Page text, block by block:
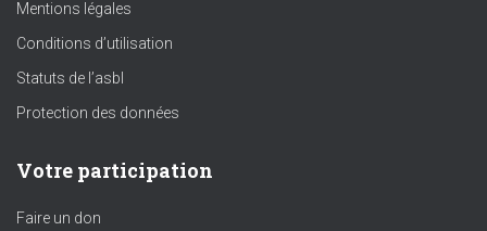
Mentions légales
Conditions d’utilisation
Statuts de l’asbl
Protection des données
Votre participation
Faire un don